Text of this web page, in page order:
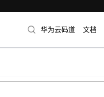
华为云码道 文档